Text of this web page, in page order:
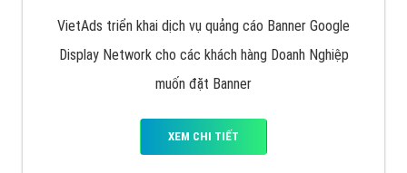
VietAds cùng bạn tìm hiểu về các hình thức
chạy quảng cáo facebook, ưu và nhược điểm của